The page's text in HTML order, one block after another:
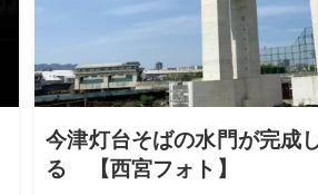
今津灯台そばの水門が完成
る 【西宮フォト】